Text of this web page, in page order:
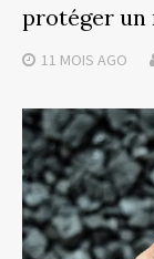
protéger
11 MOIS AGO